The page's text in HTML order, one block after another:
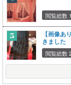
閲覧総数
【画像
きました
閲覧総数